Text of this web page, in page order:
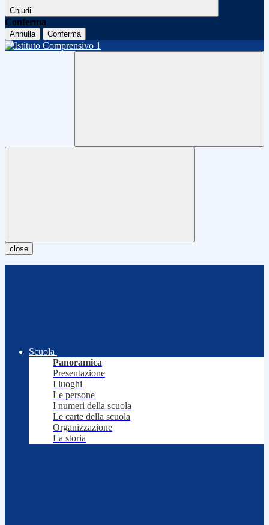
Chiudi
Conferma
Annulla Conferma
close
Scuola
Panoramica
Presentazione
I luoghi
Le persone
I numeri della scuola
Le carte della scuola
Organizzazione
La storia